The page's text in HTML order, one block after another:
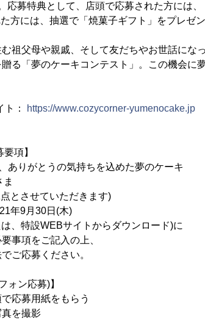
応募特典として、店頭で応募された方には
方には、抽選で「焼菓子ギフト」をプレゼ
祖父母や親戚、そして友だちやお世話にな
る「夢のケーキコンテスト」。この機会に
ト： https://www.cozycorner-yumenocake.jp
項】
ありがとうの気持ちを込めた夢のケーキ
ていただきます)
年9月30日(木)
、特設WEBサイトからダウンロード)に
をご記入の上、
募ください。
ォン応募)】
応募用紙をもらう
を撮影